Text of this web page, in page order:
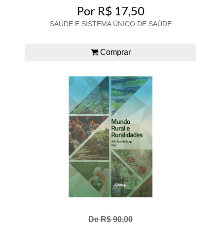
Por R$ 17,50
SAÚDE E SISTEMA ÚNICO DE SAÚDE
Comprar
De R$ 90,00